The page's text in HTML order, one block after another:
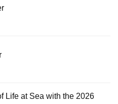
Life at Sea with the 2026